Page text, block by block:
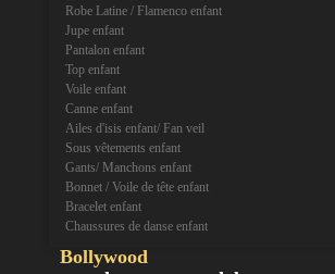
Robe Latine / Flamenco enfant
Jupe enfant
Pantalon enfant
Top enfant
Voile enfant
Canne enfant
Ailes d'isis enfant/ Fan veil
Sous vêtements enfant
Gants/ Manchons enfant
Bonnet / Voile de tête enfant
Bracelet enfant
Chaussures de danse enfant
Bollywood